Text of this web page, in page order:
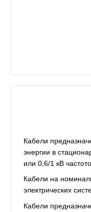
Кабели
энергии в
или 0,6/1 кВ
Кабели на
электрических
Кабели